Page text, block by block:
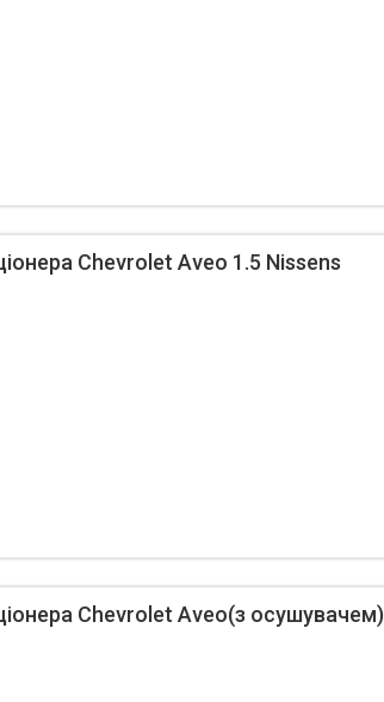
Chevrolet Aveo 1.5 Nissens
Chevrolet Aveo(з осушувачем)